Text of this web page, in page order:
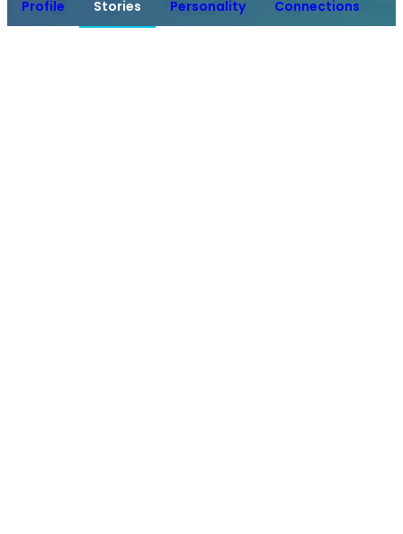
Profile Stories Personality Connections